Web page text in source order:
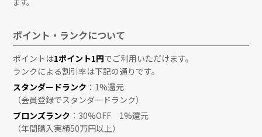
ポイント・ランクについて
ポイントは1ポイント1円でご利用いただけます。
ランクによる割引率は下記の通りです。
スタンダードランク ：1%還元
（会員登録でスタンダードランク）
ブロンズランク ：30%OFF 1%還元
（年間購入実績50万円以上）